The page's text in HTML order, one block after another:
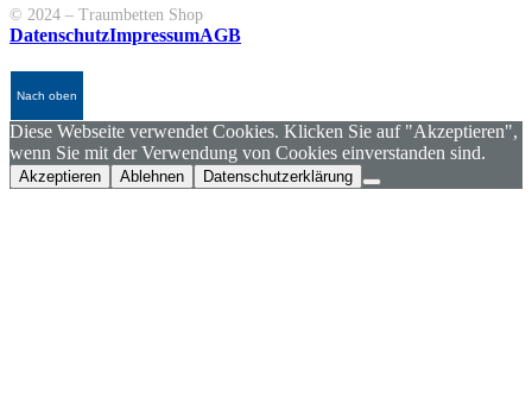
© 2024 – Traumbetten Shop
DatenschutzImpressumAGB
Nach oben
Diese Webseite verwendet Cookies. Klicken Sie auf "Akzeptieren",
wenn Sie mit der Verwendung von Cookies einverstanden sind.
Akzeptieren Ablehnen Datenschutzerklärung